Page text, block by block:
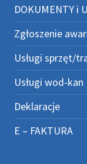
DOKUMENTY i
Zgłoszenie
Usługi sprzęt/
Usługi wod-kan
Deklaracje
E – FAKTURA